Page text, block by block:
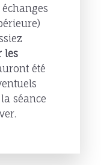
les
été
séance